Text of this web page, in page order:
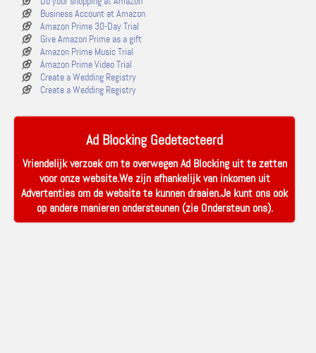
Business Account at Amazon
Amazon Prime 30-Day Trial
Give Amazon Prime as a gift
Amazon Prime Music Trial
Amazon Prime Video Trial
Create a Wedding Registry
Create a Wedding Registry
Ad Blocking Gedetecteerd
Vriendelijk verzoek om te overwegen Ad Blocking uit te zetten
voor onze website.We zijn afhankelijk van inkomen uit
Advertenties om de website te kunnen draaien.Je kunt ons ook
op andere manieren ondersteunen (zie Ondersteun ons).